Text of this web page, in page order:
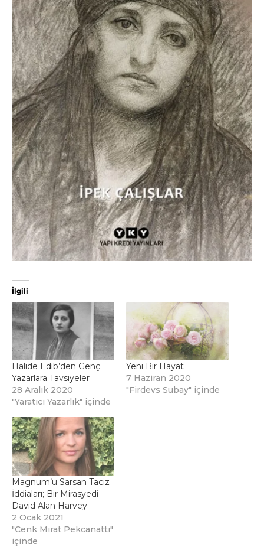
İlgili
Halide Edib’den Genç
Yazarlara Tavsiyeler
28 Aralık 2020
"Yaratıcı Yazarlık" içinde
Yeni Bir Hayat
7 Haziran 2020
"Firdevs Subay" içinde
Magnum’u Sarsan Taciz
İddiaları; Bir Mirasyedi
David Alan Harvey
2 Ocak 2021
"Cenk Mirat Pekcanattı"
içinde